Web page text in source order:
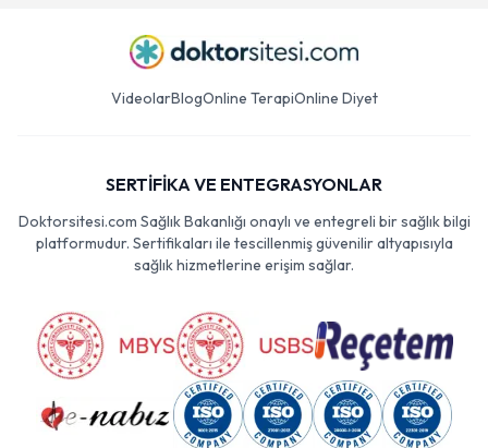
VideolarBlogOnline TerapiOnline Diyet
SERTİFİKA VE ENTEGRASYONLAR
Doktorsitesi.com Sağlık Bakanlığı onaylı ve entegreli bir sağlık bilgi
platformudur. Sertifikaları ile tescillenmiş güvenilir altyapısıyla
sağlık hizmetlerine erişim sağlar.